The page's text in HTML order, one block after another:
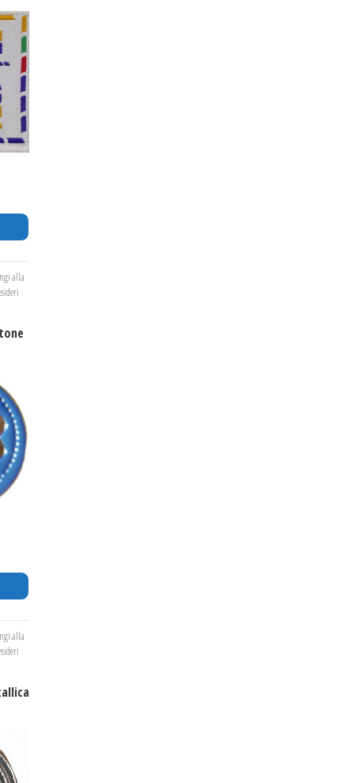
alla
alla